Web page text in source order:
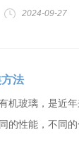
2024-09-27
法
机玻璃，是近
的性能，不同